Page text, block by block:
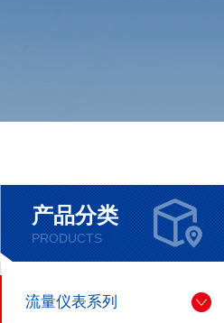
产品分类
PRODUCTS
流量仪表系列